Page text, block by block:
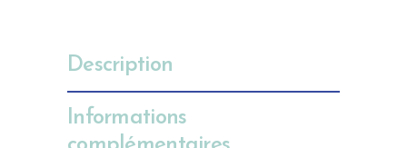
Description
Informations